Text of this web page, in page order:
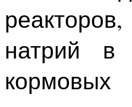
натрий в